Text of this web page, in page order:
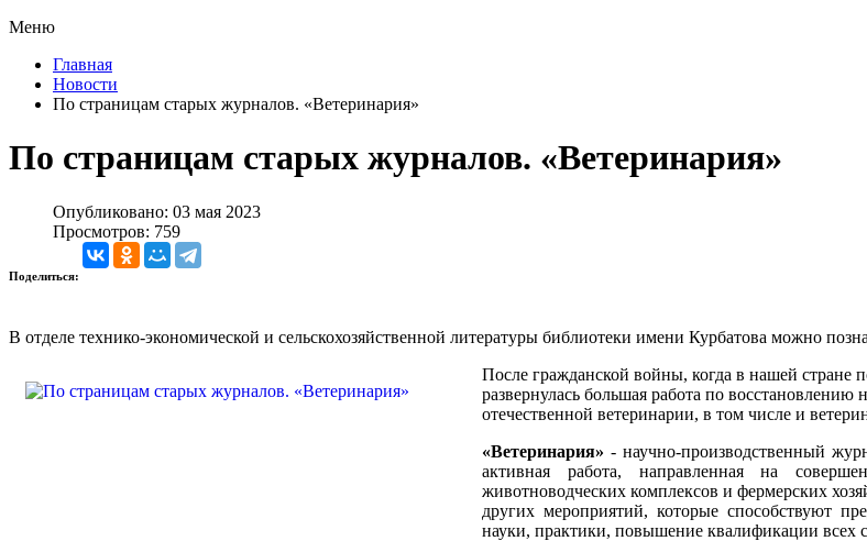
Меню
Главная
Новости
По страницам старых журналов. «Ветеринария»
По страницам старых журналов. «Ветеринария»
Опубликовано: 03 мая 2023
Просмотров: 759
Поделиться:
В отделе технико-экономической и сельскохозяйственной литературы библиотеки имени Курбатова можно
После гражданской войны, когда в нашей стране
развернулась большая работа по восстановлению
отечественной ветеринарии, в том числе и
«Ветеринария» - научно-производственный
активная работа, направленная на
животноводческих комплексов и фермерских
других мероприятий, которые способствуют
науки, практики, повышение квалификации всех